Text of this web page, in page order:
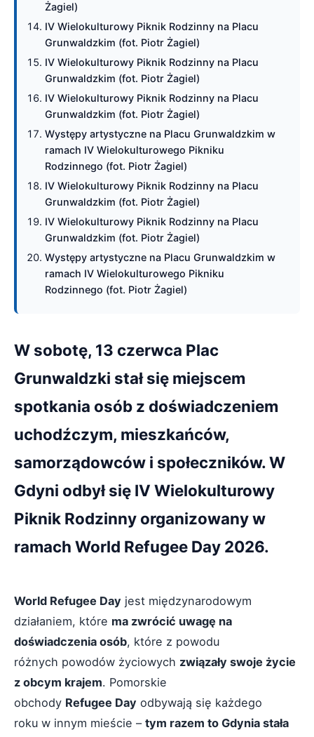
Żagiel)
IV Wielokulturowy Piknik Rodzinny na Placu
Grunwaldzkim (fot. Piotr Żagiel)
IV Wielokulturowy Piknik Rodzinny na Placu
Grunwaldzkim (fot. Piotr Żagiel)
IV Wielokulturowy Piknik Rodzinny na Placu
Grunwaldzkim (fot. Piotr Żagiel)
Występy artystyczne na Placu Grunwaldzkim w
ramach IV Wielokulturowego Pikniku
Rodzinnego (fot. Piotr Żagiel)
IV Wielokulturowy Piknik Rodzinny na Placu
Grunwaldzkim (fot. Piotr Żagiel)
IV Wielokulturowy Piknik Rodzinny na Placu
Grunwaldzkim (fot. Piotr Żagiel)
Występy artystyczne na Placu Grunwaldzkim w
ramach IV Wielokulturowego Pikniku
Rodzinnego (fot. Piotr Żagiel)
W sobotę, 13 czerwca Plac
Grunwaldzki stał się miejscem
spotkania osób z doświadczeniem
uchodźczym, mieszkańców,
samorządowców i społeczników. W
Gdyni odbył się IV Wielokulturowy
Piknik Rodzinny organizowany w
ramach World Refugee Day 2026.
World Refugee Day jest międzynarodowym
działaniem, które ma zwrócić uwagę na
doświadczenia osób, które z powodu
różnych powodów życiowych związały swoje życie
z obcym krajem. Pomorskie
obchody Refugee Day odbywają się każdego
roku w innym mieście – tym razem to Gdynia stała